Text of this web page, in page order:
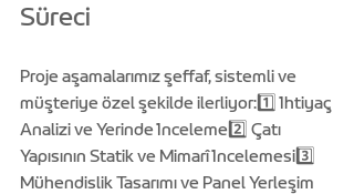
Süreci
Proje aşamalarımız şeffaf, sistemli ve
müşteriye özel şekilde ilerliyor:1️⃣ İhtiyaç
Analizi ve Yerinde İnceleme2️⃣ Çatı
Yapısının Statik ve Mimarî İncelemesi3️⃣
Mühendislik Tasarımı ve Panel Yerleşim